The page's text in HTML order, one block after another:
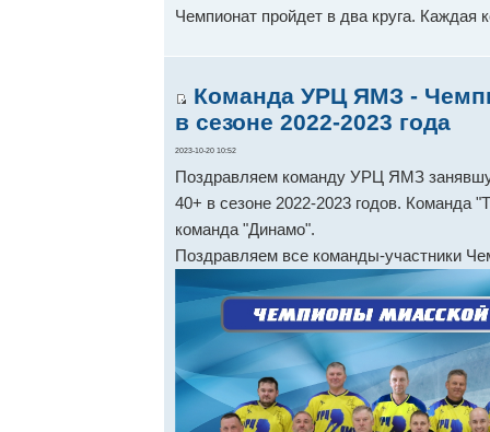
Чемпионат пройдет в два круга. Каждая
Команда УРЦ ЯМЗ -
в сезоне 2022-2023 года
2023-10-20 10:52
Поздравляем команду УРЦ ЯМЗ
40+ в сезоне 2022-2023 годов. Команда
команда "Динамо".
Поздравляем все команды-участники